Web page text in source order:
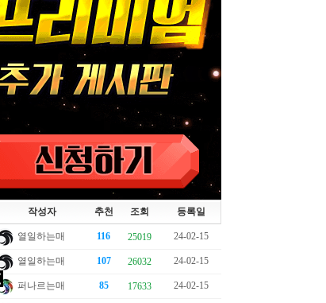
작성자 추천 조회 등록일
열일하는매 116 25019 24-02-15
열일하는매 107 26032 24-02-15
퍼나르는매 85 17633 24-02-15